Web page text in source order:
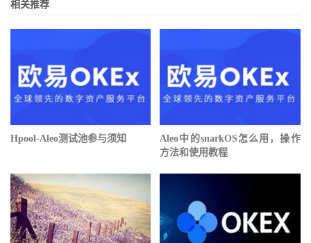
相关推荐
Hpool-Aleo测试池参与须知
Aleo中的snarkOS怎么用，操作
方法和使用教程